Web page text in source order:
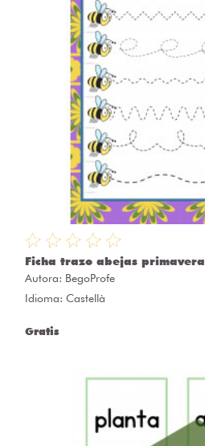
Ficha trazo abejas primavera
Autora: BegoProfe
Idioma: Castellà
Gratis